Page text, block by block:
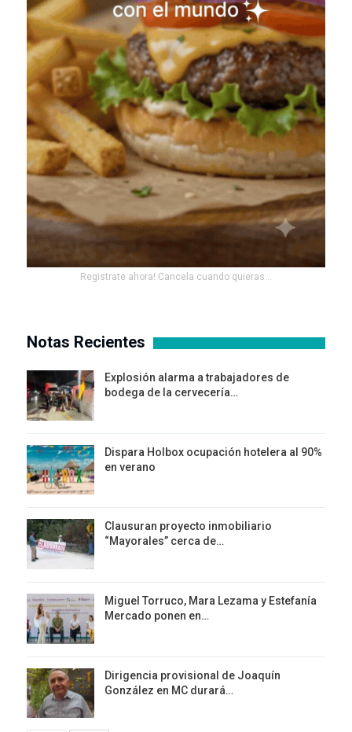
Registrate ahora! Cancela cuando quieras...
Notas Recientes
Explosión alarma a trabajadores de
bodega de la cervecería…
Dispara Holbox ocupación hotelera al 90%
en verano
Clausuran proyecto inmobiliario
“Mayorales” cerca de…
Miguel Torruco, Mara Lezama y Estefanía
Mercado ponen en…
Dirigencia provisional de Joaquín
González en MC durará…